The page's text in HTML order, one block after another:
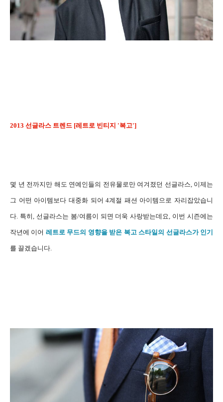
2013 선글라스 트렌드 [레트로 빈티지 '복고']
몇 년 전까지만 해도 연예인들의 전유물로만 여겨졌던 선글라스, 이제는
그 어떤 아이템보다 대중화 되어 4계절 패션 아이템으로 자리잡았습니
다. 특히, 선글라스는 봄/여름이 되면 더욱 사랑받는데요, 이번 시즌에는
작년에 이어 레트로 무드의 영향을 받은 복고 스타일의 선글라스가 인기
를 끌겠습니다.